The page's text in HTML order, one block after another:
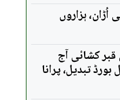
ہزاروں
کشائی آج
تبدیل، پرانا